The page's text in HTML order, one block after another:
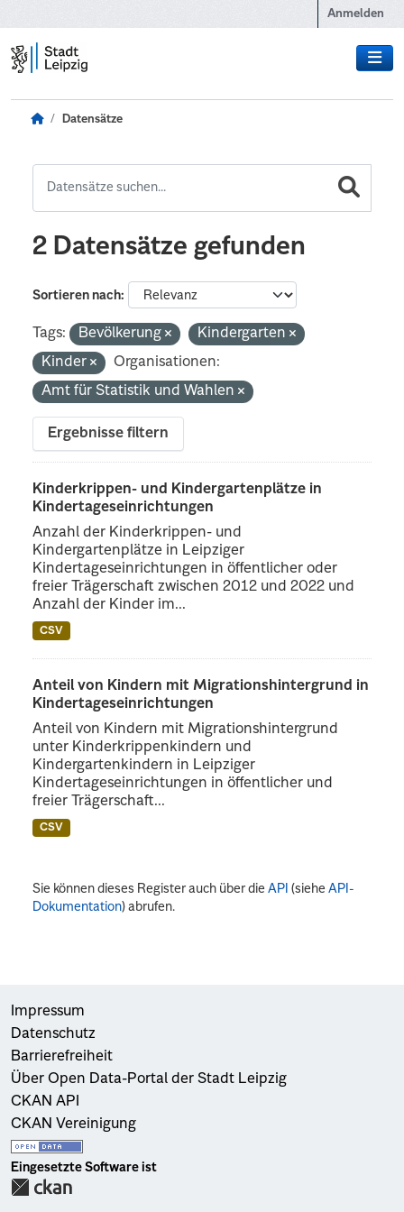
Anmelden
Datensätze
2 Datensätze gefunden
Sortieren nach
Tags: Bevölkerung
Kindergarten
Kinder
Organisationen:
Amt für Statistik und Wahlen
Ergebnisse filtern
Kinderkrippen- und Kindergartenplätze in
Kindertageseinrichtungen
Anzahl der Kinderkrippen- und
Kindergartenplätze in Leipziger
Kindertageseinrichtungen in öffentlicher oder
freier Trägerschaft zwischen 2012 und 2022 und
Anzahl der Kinder im...
CSV
Anteil von Kindern mit Migrationshintergrund in
Kindertageseinrichtungen
Anteil von Kindern mit Migrationshintergrund
unter Kinderkrippenkindern und
Kindergartenkindern in Leipziger
Kindertageseinrichtungen in öffentlicher und
freier Trägerschaft...
CSV
Sie können dieses Register auch über dieAPI (sieheAPI-
Dokumentation) abrufen.
Impressum
Datenschutz
Barrierefreiheit
Über Open Data-Portal der Stadt Leipzig
CKAN API
CKAN Vereinigung
Eingesetzte Software ist